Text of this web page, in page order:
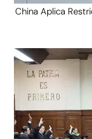
China Aplica